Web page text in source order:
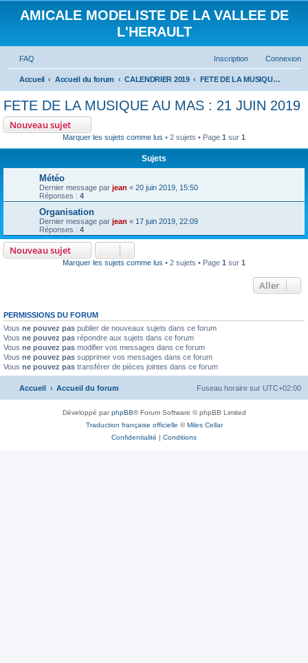
AMICALE MODELISTE DE LA VALLEE DE
L'HERAULT
FAQ Connexion
Inscription
Accueil Accueil du forum CALENDRIER 2019 FETE DE LA MUSIQUE AU MAS : 21 JUIN 2019
FETE DE LA MUSIQUE AU MAS : 21 JUIN 2019
Nouveau sujet
Marquer les sujets comme lus • 2 sujets • Page 1 sur 1
Sujets
Météo
Dernier message par jean « 20 juin 2019, 15:50
Réponses : 4
Organisation
Dernier message par jean « 17 juin 2019, 22:09
Réponses : 4
Nouveau sujet
Marquer les sujets comme lus • 2 sujets • Page 1 sur 1
Aller
PERMISSIONS DU FORUM
Vous ne pouvez pas publier de nouveaux sujets dans ce forum
Vous ne pouvez pas répondre aux sujets dans ce forum
Vous ne pouvez pas modifier vos messages dans ce forum
Vous ne pouvez pas supprimer vos messages dans ce forum
Vous ne pouvez pas transférer de pièces jointes dans ce forum
Accueil Accueil du forum Fuseau horaire sur UTC+02:00
Développé parphpBB® Forum Software © phpBB Limited
Traduction française officielle ©Miles Cellar
Confidentialité | Conditions